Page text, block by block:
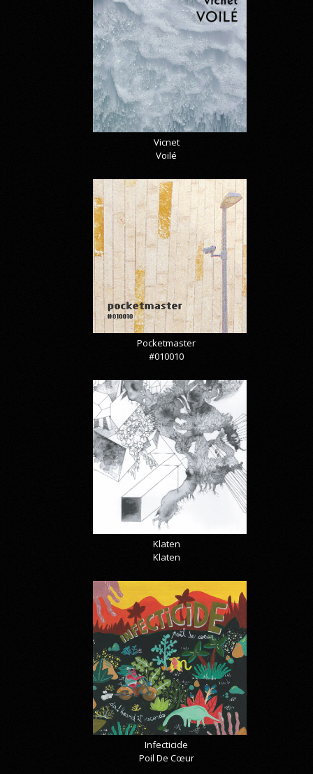
Vicnet
Voilé
Pocketmaster
#010010
Klaten
Klaten
Infecticide
Poil De Cœur